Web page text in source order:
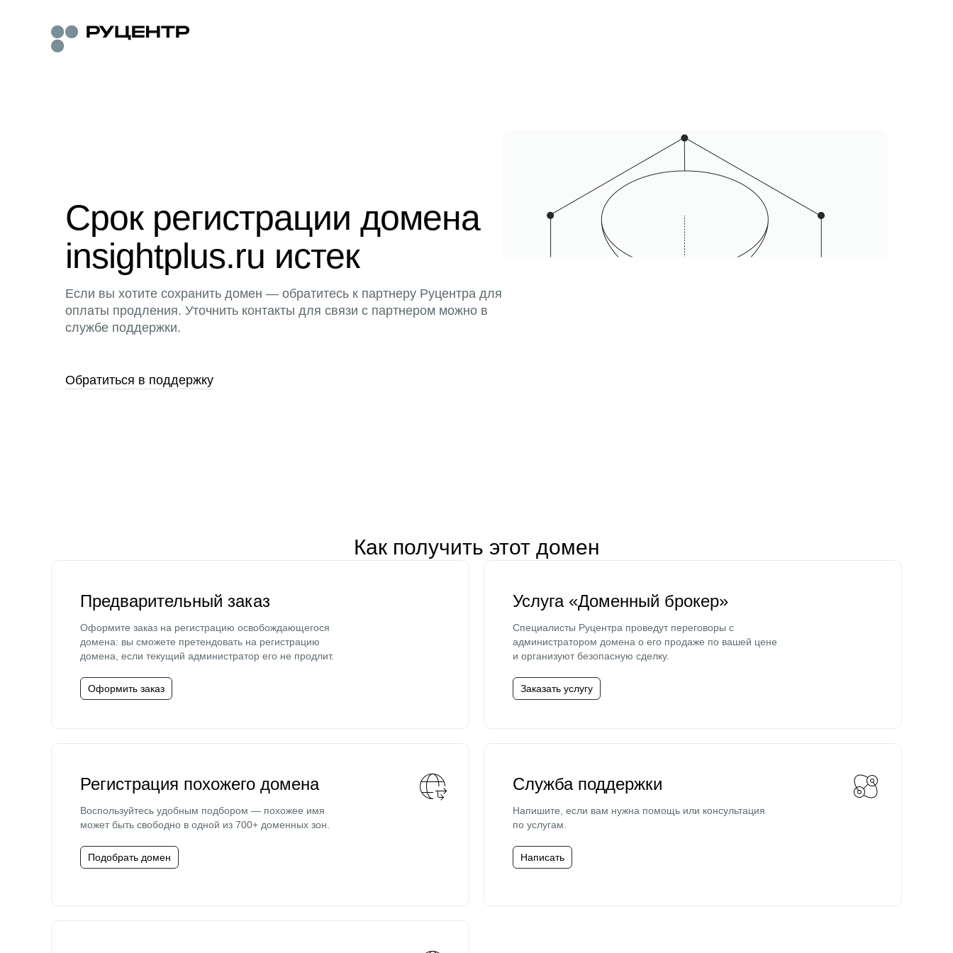
Срок регистрации домена
insightplus.ru истек
Если вы хотите сохранить домен — обратитесь к партнеру Руцентра для
оплаты продления. Уточнить контакты для связи с партнером можно в
службе поддержки.
Обратиться в поддержку
Как получить этот домен
Предварительный заказ
Оформите заказ на регистрацию освобождающегося
домена: вы сможете претендовать на регистрацию
домена, если текущий администратор его не продлит.
Оформить заказ
Услуга «Доменный брокер»
Специалисты Руцентра проведут переговоры с
администратором домена о его продаже по вашей цене
и организуют безопасную сделку.
Заказать услугу
Регистрация похожего домена
Воспользуйтесь удобным подбором — похожее имя
может быть свободно в одной из 700+ доменных зон.
Подобрать домен
Служба поддержки
Напишите, если вам нужна помощь или консультация
по услугам.
Написать